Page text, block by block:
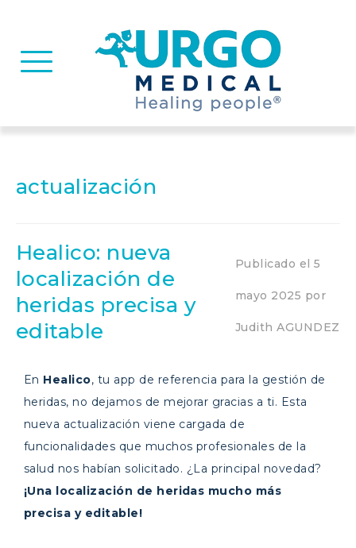
Basculer la navigation
actualización
Healico: nueva
localización de
heridas precisa y
editable
Publicado el5
mayo 2025 por
Judith AGUNDEZ
En Healico, tu app de referencia para la gestión de
heridas, no dejamos de mejorar gracias a ti. Esta
nueva actualización viene cargada de
funcionalidades que muchos profesionales de la
salud nos habían solicitado. ¿La principal novedad?
¡Una localización de heridas mucho más
precisa y editable!